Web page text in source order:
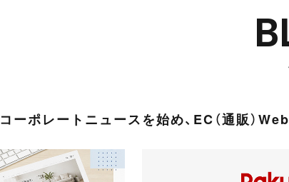
コーポレートニュースを始め、EC（通販）